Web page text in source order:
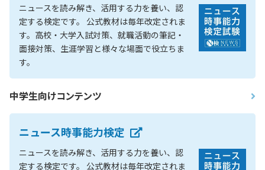
ニュースを読み解き、活用する力を養い、認
定する検定です。 公式教材は毎年改定されま
す。高校・大学入試対策、就職活動の筆記・
面接対策、生涯学習と様々な場面で役立ちま
す。
中学生向けコンテンツ
ニュース時事能力検定
ニュースを読み解き、活用する力を養い、認
定する検定です。 公式教材は毎年改定されま